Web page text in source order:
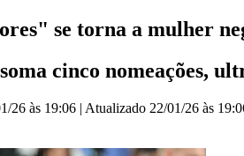
se torna a mulher
cinco nomeações,
26 às 19:06 | Atualizado 22/01/26 às